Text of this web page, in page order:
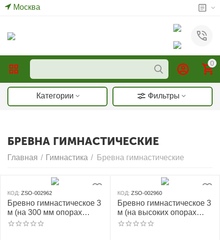
Москва
0
Категории Фильтры
БРЕВНА ГИМНАСТИЧЕСКИЕ
Главная / Гимнастика / Бревна гимнастические
КОД: ZSO-002962
Бревно гимнастическое 3
м (на 300 мм опорах
металл)
КОД: ZSO-002960
Бревно гимнастическое 3
м (на высоких опорах
металл)